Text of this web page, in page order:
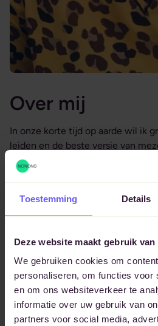
Toestemming Details
Deze website maakt gebruik van
We gebruiken cookies om
personaliseren, om functies voor
en om ons websiteverkeer te
informatie over uw gebruik van
partners voor social media,
Over mij
In onze korte tijd op aarde wil ik
leiden en de beste versie van
probeer ik anderen daar ook bij te
nodig om je hart te durven
zeggen? Ik help mensen graag
richting die ze willen en in
‘tough love’ daarbij helpt.
Plan intake